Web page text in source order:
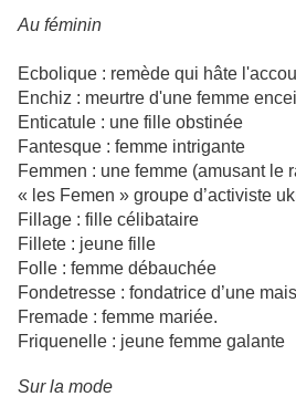
Au féminin
Ecbolique : remède qui hâte
Enchiz : meurtre d'une femme
Enticatule : une fille obstinée
Fantesque : femme intrigante
Femmen : une femme (amusant le
« les Femen » groupe d’activiste
Fillage : fille célibataire
Fillete : jeune fille
Folle : femme débauchée
Fondetresse : fondatrice d’une
Fremade : femme mariée.
Friquenelle : jeune femme galante
Sur la mode